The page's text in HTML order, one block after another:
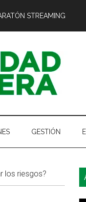
STREAMING
GESTIÓN
los riesgos?